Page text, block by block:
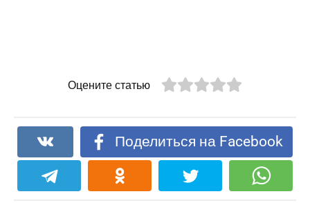
Оцените статью
Поделиться на Facebook